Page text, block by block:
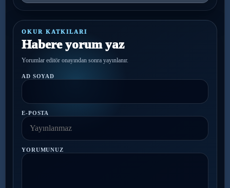
OKUR KATKILARI
Habere yorum yaz
Yorumlar editör onayından sonra yayınlanır.
AD SOYAD
E-POSTA
YORUMUNUZ